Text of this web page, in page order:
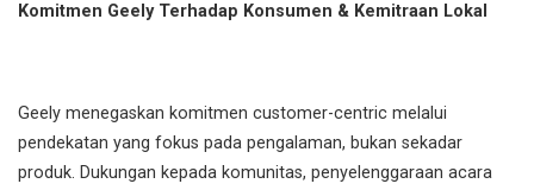
Komitmen Geely Terhadap Konsumen & Kemitraan Lokal
Geely menegaskan komitmen customer-centric melalui
pendekatan yang fokus pada pengalaman, bukan sekadar
produk. Dukungan kepada komunitas, penyelenggaraan acara